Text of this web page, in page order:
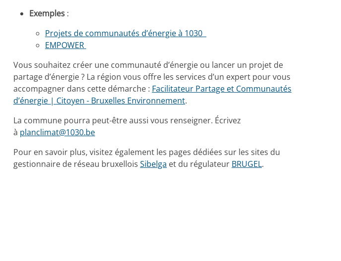
Exemples :
Projets de communautés d’énergie à 1030
EMPOWER
Vous souhaitez créer une communauté d’énergie ou lancer un projet de
partage d’énergie ? La région vous offre les services d’un expert pour vous
accompagner dans cette démarche : Facilitateur Partage et Communautés
d’énergie | Citoyen - Bruxelles Environnement.
La commune pourra peut-être aussi vous renseigner. Écrivez
à planclimat@1030.be
Pour en savoir plus, visitez également les pages dédiées sur les sites du
gestionnaire de réseau bruxellois Sibelga et du régulateur BRUGEL.